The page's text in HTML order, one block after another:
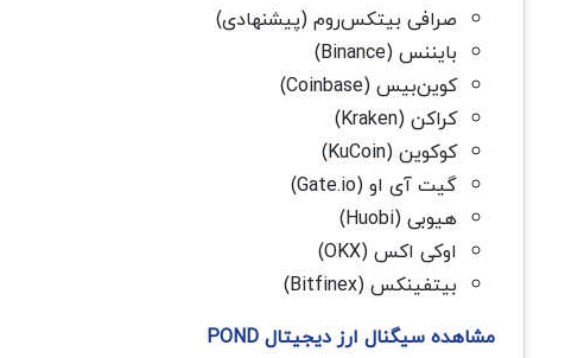
صرافی بیتکس‌روم (پیشنهادی)
بایننس (Binance)
کوین‌بیس (Coinbase)
کراکن (Kraken)
کوکوین (KuCoin)
گیت آی او (Gate.io)
هیوبی (Huobi)
اوکی اکس (OKX)
بیتفینکس (Bitfinex)
مشاهده سیگنال ارز دیجیتال POND